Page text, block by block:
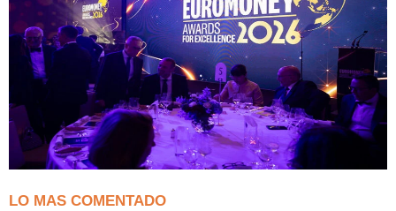
LO MAS COMENTADO